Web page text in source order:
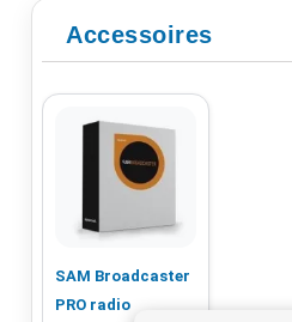
Accessoires
SAM Broadcaster
PRO radio